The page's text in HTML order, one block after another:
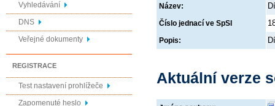
Vyhledávání
DNS
Veřejné dokumenty
REGISTRACE
Test nastavení prohlížeče
Zapomenuté heslo
Název:
Číslo jednací ve SpSl
Popis:
Aktuální verze